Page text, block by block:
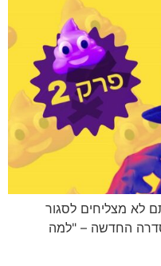
אתם לא מצליחים לסגור
החדשה – "למה